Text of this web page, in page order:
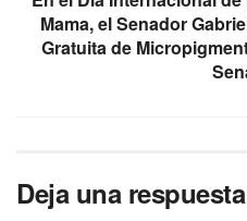
Mama, el Senador
Gratuita de
Deja una respuesta